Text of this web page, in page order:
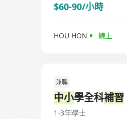
$60-90/小時
HOU HON 線上
兼職
中小學全科補習
1-3年學士